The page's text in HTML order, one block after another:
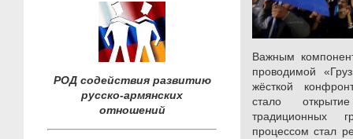
РОД содействия развитию
русско-армянских
отношений
Важным
проводимой
жёсткой
стало
традиционных
процессом стал